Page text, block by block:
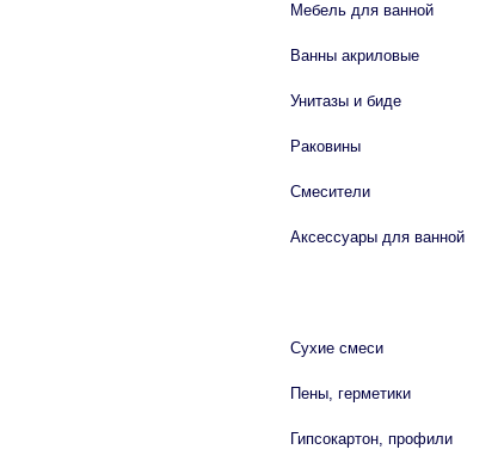
Мебель для ванной
Ванны акриловые
Унитазы и биде
Раковины
Смесители
Аксессуары для ванной
Сухие смеси
Пены, герметики
Гипсокартон, профили